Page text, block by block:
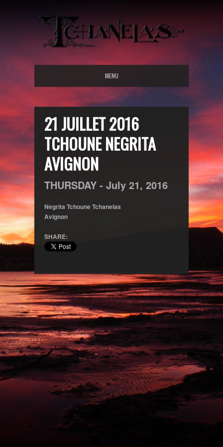
MENU
21 JUILLET 2016
TCHOUNE NEGRITA
AVIGNON
THURSDAY - July 21, 2016
Negrita Tchoune Tchanelas
Avignon
SHARE: